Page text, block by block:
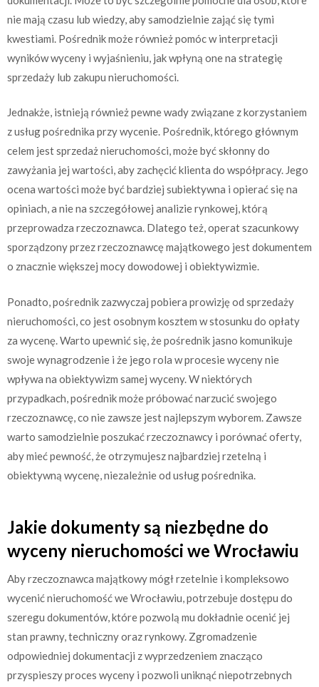
nie mają czasu lub wiedzy, aby samodzielnie zająć się tymi
kwestiami. Pośrednik może również pomóc w interpretacji
wyników wyceny i wyjaśnieniu, jak wpłyną one na strategię
sprzedaży lub zakupu nieruchomości.
Jednakże, istnieją również pewne wady związane z korzystaniem
z usług pośrednika przy wycenie. Pośrednik, którego głównym
celem jest sprzedaż nieruchomości, może być skłonny do
zawyżania jej wartości, aby zachęcić klienta do współpracy. Jego
ocena wartości może być bardziej subiektywna i opierać się na
opiniach, a nie na szczegółowej analizie rynkowej, którą
przeprowadza rzeczoznawca. Dlatego też, operat szacunkowy
sporządzony przez rzeczoznawcę majątkowego jest dokumentem
o znacznie większej mocy dowodowej i obiektywizmie.
Ponadto, pośrednik zazwyczaj pobiera prowizję od sprzedaży
nieruchomości, co jest osobnym kosztem w stosunku do opłaty
za wycenę. Warto upewnić się, że pośrednik jasno komunikuje
swoje wynagrodzenie i że jego rola w procesie wyceny nie
wpływa na obiektywizm samej wyceny. W niektórych
przypadkach, pośrednik może próbować narzucić swojego
rzeczoznawcę, co nie zawsze jest najlepszym wyborem. Zawsze
warto samodzielnie poszukać rzeczoznawcy i porównać oferty,
aby mieć pewność, że otrzymujesz najbardziej rzetelną i
obiektywną wycenę, niezależnie od usług pośrednika.
Jakie dokumenty są niezbędne do
wyceny nieruchomości we Wrocławiu
Aby rzeczoznawca majątkowy mógł rzetelnie i kompleksowo
wycenić nieruchomość we Wrocławiu, potrzebuje dostępu do
szeregu dokumentów, które pozwolą mu dokładnie ocenić jej
stan prawny, techniczny oraz rynkowy. Zgromadzenie
odpowiedniej dokumentacji z wyprzedzeniem znacząco
przyspieszy proces wyceny i pozwoli uniknąć niepotrzebnych